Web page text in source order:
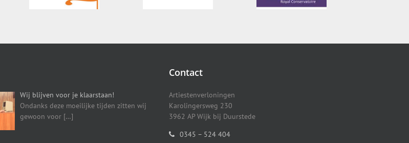
Wij blijven voor je klaarstaan!
Ondanks deze moeilijke tijden zitten wij
gewoon voor […]
Contact
Artiestenverloningen
Karolingersweg 230
3962 AP Wijk bij Duurstede
0345 – 524 404